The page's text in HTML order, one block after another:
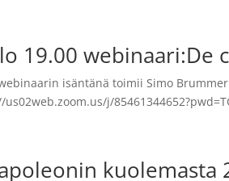
19.00
isäntänä toimii Simo
j/
kuolemasta